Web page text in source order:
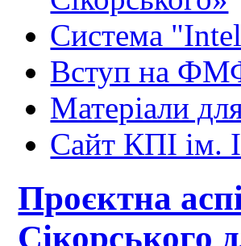
Система
Вступ на
Матеріали
Сайт КПІ ім.
Проєктна
Сікорського